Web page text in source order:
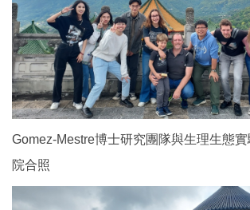
Gomez-Mestre博士研究團隊與生理生態
院合照